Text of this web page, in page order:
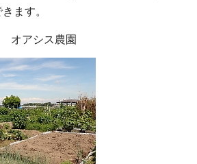
ます。
オアシス農園